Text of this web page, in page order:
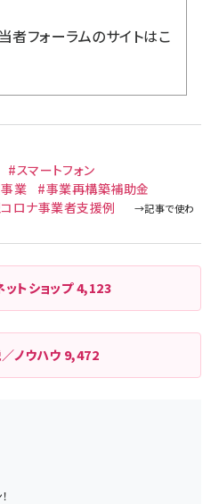
者フォーラムのサイトはこ
#スマートフォン
業
#事業再構築補助金
ロナ事業者支援例
ットショップ4,123
ノウハウ 9,472